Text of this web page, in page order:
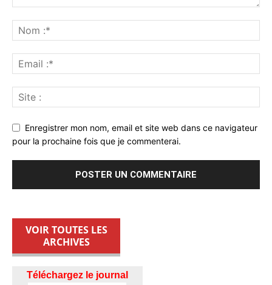
Enregistrer mon nom, email et site web dans ce navigateur
pour la prochaine fois que je commenterai.
VOIR TOUTES LES
ARCHIVES